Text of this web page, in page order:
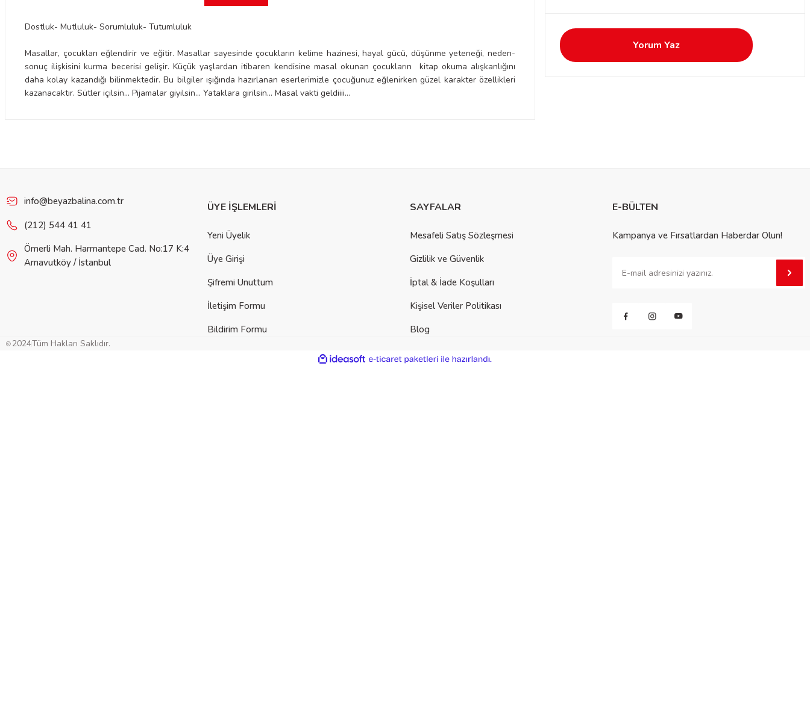
Dostluk- Mutluluk- Sorumluluk- Tutumluluk
Masallar, çocukları eğlendirir ve eğitir. Masallar sayesinde çocukların kelime hazinesi, hayal gücü, düşünme yeteneği, neden-
sonuç ilişkisini kurma becerisi gelişir. Küçük yaşlardan itibaren kendisine masal okunan çocukların kitap okuma alışkanlığını
daha kolay kazandığı bilinmektedir. Bu bilgiler ışığında hazırlanan eserlerimizle çocuğunuz eğlenirken güzel karakter özellikleri
kazanacaktır. Sütler içilsin... Pijamalar giyilsin... Yataklara girilsin... Masal vakti geldiiii...
Ürün açıklamasında eksik bilgiler bulunuyor.
Bu ürüne benzer farklı alternatifler olmalı.
Yorum Yaz
info@beyazbalina.com.tr
(212) 544 41 41
Ömerli Mah. Harmantepe Cad. No:17 K:4
Arnavutköy / İstanbul
ÜYE İŞLEMLERİ
Yeni Üyelik
Üye Girişi
Şifremi Unuttum
İletişim Formu
Bildirim Formu
SAYFALAR
Mesafeli Satış Sözleşmesi
Gizlilik ve Güvenlik
İptal & İade Koşulları
Kişisel Veriler Politikası
Blog
E-BÜLTEN
Kampanya ve Fırsatlardan Haberdar Olun!
2024Tüm Hakları Saklıdır.
ideasoft
e-